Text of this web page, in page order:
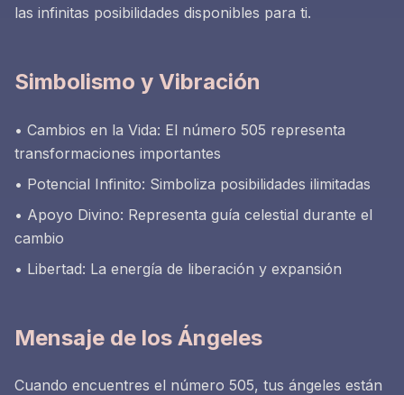
las infinitas posibilidades disponibles para ti.
Simbolismo y Vibración
• Cambios en la Vida: El número 505 representa
transformaciones importantes
• Potencial Infinito: Simboliza posibilidades ilimitadas
• Apoyo Divino: Representa guía celestial durante el
cambio
• Libertad: La energía de liberación y expansión
Mensaje de los Ángeles
Cuando encuentres el número 505, tus ángeles están